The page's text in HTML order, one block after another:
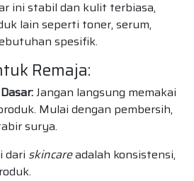
ini stabil dan kulit terbiasa,
lain seperti toner, serum,
spesifik.
Remaja:
Jangan langsung memakai
Mulai dengan pembersih,
surya.
dari skincareadalah konsistensi,